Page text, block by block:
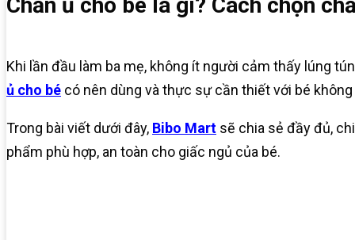
Khi lần đầu làm ba mẹ, không ít người cảm thấy lúng
ủ cho bé có nên dùng và thực sự cần thiết với bé
Trong bài viết dưới đây, Bibo Mart sẽ chia sẻ đầy đủ,
phẩm phù hợp, an toàn cho giấc ngủ của bé.